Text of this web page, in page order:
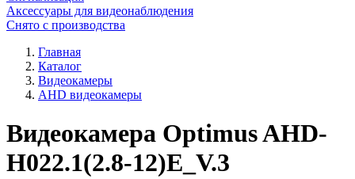
Аксессуары для видеонаблюдения
Снято с производства
Главная
Каталог
Видеокамеры
AHD видеокамеры
Видеокамера Optimus AHD-
H022.1(2.8-12)E_V.3